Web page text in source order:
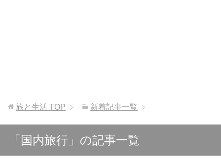
旅と生活 TOP 新着記事一覧
「国内旅行」の記事一覧